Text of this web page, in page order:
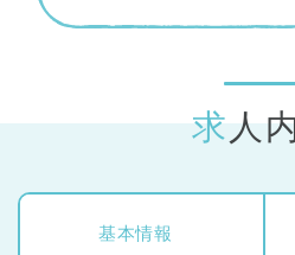
求人
基本情報